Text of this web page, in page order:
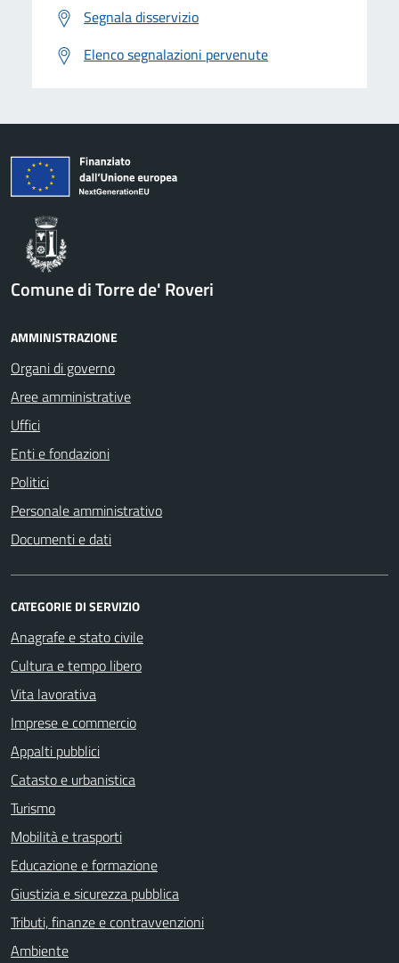
Segnala disservizio
Elenco segnalazioni pervenute
Comune di Torre de' Roveri
AMMINISTRAZIONE
Organi di governo
Aree amministrative
Uffici
Enti e fondazioni
Politici
Personale amministrativo
Documenti e dati
CATEGORIE DI SERVIZIO
Anagrafe e stato civile
Cultura e tempo libero
Vita lavorativa
Imprese e commercio
Appalti pubblici
Catasto e urbanistica
Turismo
Mobilità e trasporti
Educazione e formazione
Giustizia e sicurezza pubblica
Tributi, finanze e contravvenzioni
Ambiente